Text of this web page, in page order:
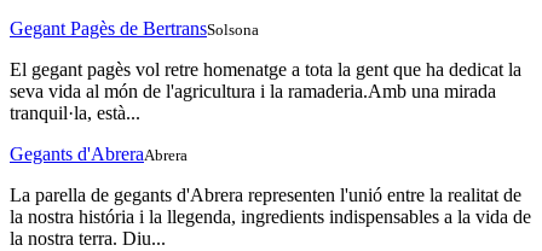
Gegant Pagès de BertransSolsona
El gegant pagès vol retre homenatge a tota la gent que ha dedicat la
seva vida al món de l'agricultura i la ramaderia.Amb una mirada
tranquil·la, està...
Gegants d'AbreraAbrera
La parella de gegants d'Abrera representen l'unió entre la realitat de
la nostra história i la llegenda, ingredients indispensables a la vida de
la nostra terra. Diu...